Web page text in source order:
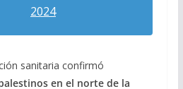
2024
sanitaria confirmó
en el norte de la